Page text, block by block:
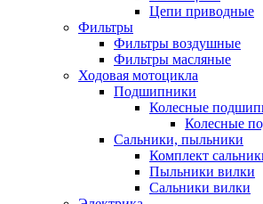
Цепи приводные
Фильтры
Фильтры воздушные
Фильтры масляные
Ходовая мотоцикла
Подшипники
Колесные
Колесные
Сальники, пыльники
Комплект
Пыльники вилки
Сальники вилки